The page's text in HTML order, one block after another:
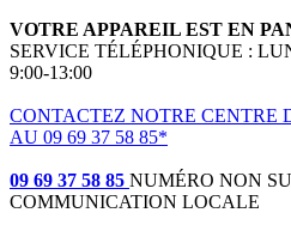
VOTRE APPAREIL EST EN
SERVICE TÉLÉPHONIQUE :
9:00-13:00
CONTACTEZ NOTRE CENTRE
AU 09 69 37 58 85*
09 69 37 58 85 NUMÉRO NON
COMMUNICATION LOCALE